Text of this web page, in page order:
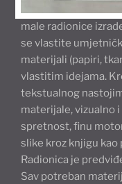
male radionice
se vlastite
materijali (papiri,
vlastitim idejama.
tekstualnog
materijale, vizualno
spretnost, finu
slike kroz knjigu
Radionica je
Sav potreban